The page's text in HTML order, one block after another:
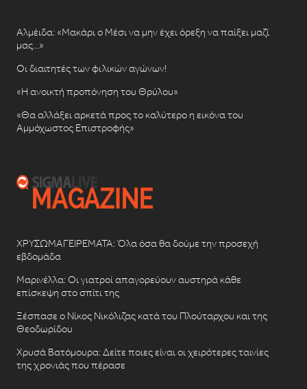
Αλμέιδα: «Μακάρι ο Μέσι να μην έχει όρεξη να παίξει μαζί
μας…»
Οι διαιτητές των φιλικών αγώνων!
«Η ανοικτή προπόνηση του Θρύλου»
«Θα αλλάξει αρκετά προς το καλύτερο η εικόνα του
Αμμόχωστος Επιστροφής»
ΧΡΥΣΩΜΑΓΕΙΡΕΜΑΤΑ: Όλα όσα θα δούμε την προσεχή
εβδομάδα
Μαρινέλλα: Οι γιατροί απαγορεύουν αυστηρά κάθε
επίσκεψη στο σπίτι της
Ξέσπασε ο Νίκος Νικόλιζας κατά του Πλούταρχου και της
Θεοδωρίδου
Χρυσά Βατόμουρα: Δείτε ποιες είναι οι χειρότερες ταινίες
της χρονιάς που πέρασε